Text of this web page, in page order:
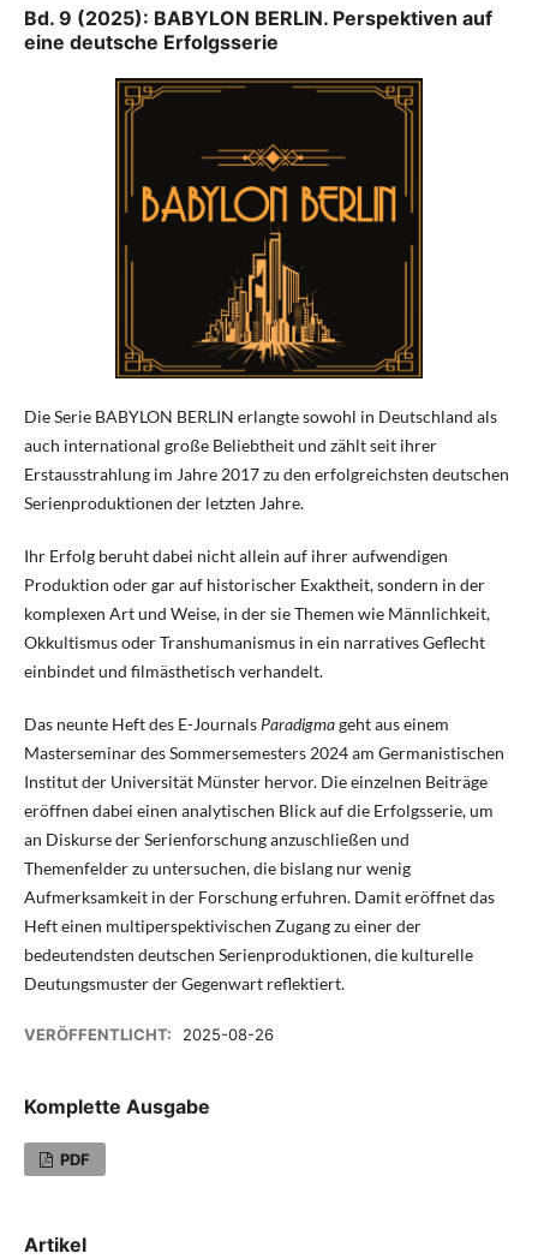
Bd. 9 (2025): BABYLON BERLIN. Perspektiven auf
eine deutsche Erfolgsserie
Die Serie BABYLON BERLIN erlangte sowohl in Deutschland als
auch international große Beliebtheit und zählt seit ihrer
Erstausstrahlung im Jahre 2017 zu den erfolgreichsten deutschen
Serienproduktionen der letzten Jahre.
Ihr Erfolg beruht dabei nicht allein auf ihrer aufwendigen
Produktion oder gar auf historischer Exaktheit, sondern in der
komplexen Art und Weise, in der sie Themen wie Männlichkeit,
Okkultismus oder Transhumanismus in ein narratives Geflecht
einbindet und filmästhetisch verhandelt.
Das neunte Heft des E-Journals Paradigmageht aus einem
Masterseminar des Sommersemesters 2024 am Germanistischen
Institut der Universität Münster hervor. Die einzelnen Beiträge
eröffnen dabei einen analytischen Blick auf die Erfolgsserie, um
an Diskurse der Serienforschung anzuschließen und
Themenfelder zu untersuchen, die bislang nur wenig
Aufmerksamkeit in der Forschung erfuhren. Damit eröffnet das
Heft einen multiperspektivischen Zugang zu einer der
bedeutendsten deutschen Serienproduktionen, die kulturelle
Deutungsmuster der Gegenwart reflektiert.
VERÖFFENTLICHT: 2025-08-26
Komplette Ausgabe
PDF
Artikel